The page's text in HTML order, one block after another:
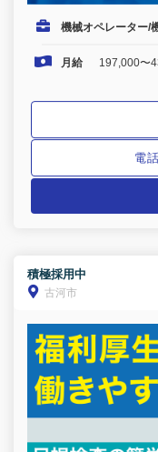
機械オペレーター/
月給 197,000〜
電
積極採用中
古河市